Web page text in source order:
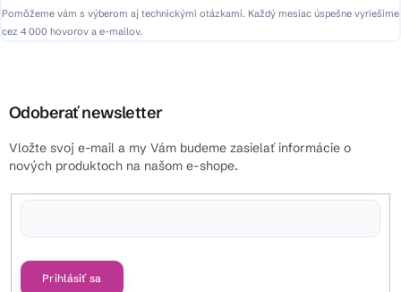
Pomôžeme vám s výberom aj technickými otázkami. Každý mesiac úspešne vyriešime
cez 4 000 hovorov a e-mailov.
Odoberať newsletter
Vložte svoj e-mail a my Vám budeme zasielať informácie o
nových produktoch na našom e-shope.
Prihlásiť sa